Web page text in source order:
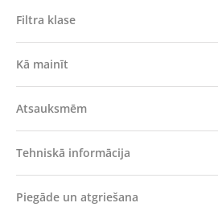
Filtra klase
Kā mainīt
Atsauksmēm
Tehniskā informācija
Piegāde un atgriešana